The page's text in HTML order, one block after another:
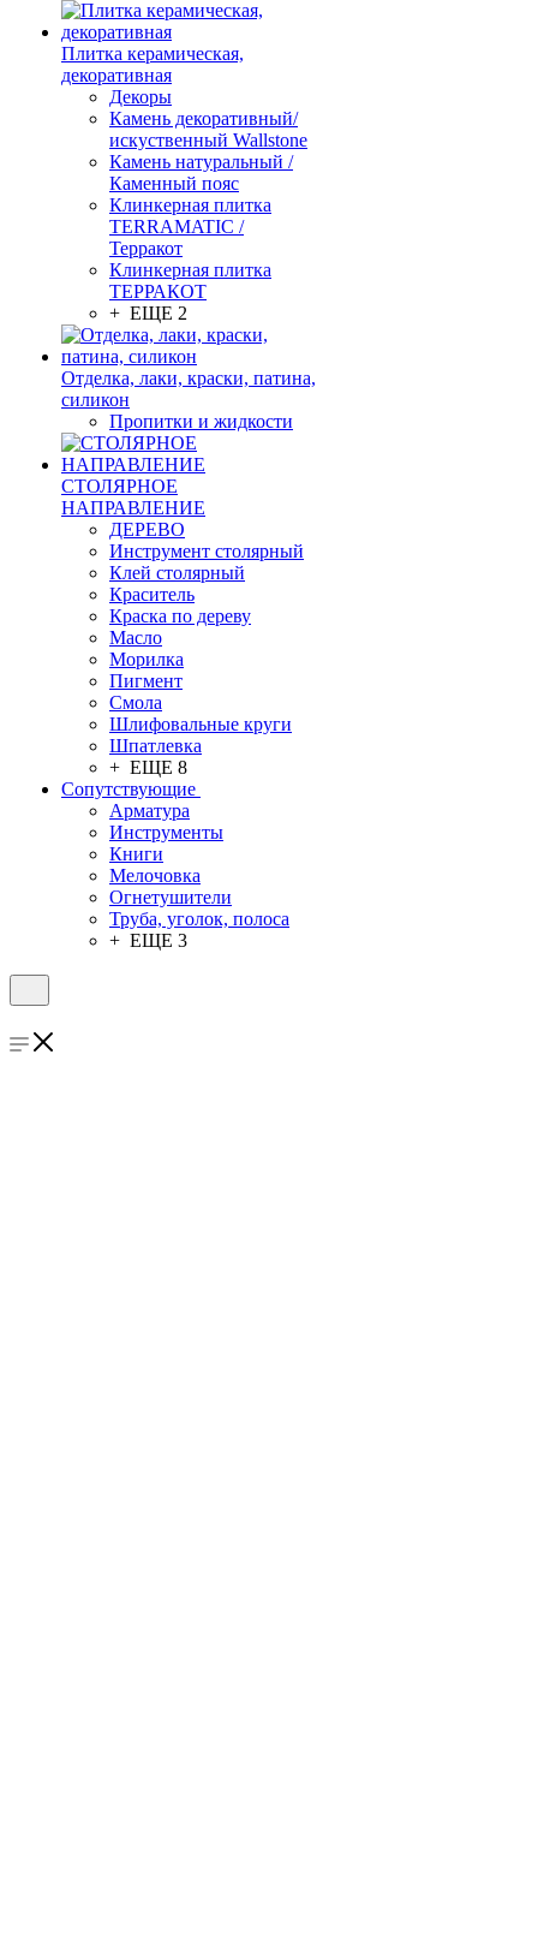
Плитка керамическая,
декоративная
Декоры
Камень декоративный/
искуственный Wallstone
Камень натуральный /
Каменный пояс
Клинкерная плитка
TERRAMATIC /
Терракот
Клинкерная плитка
ТЕРРАКОТ
+ ЕЩЕ 2
Отделка, лаки, краски, патина,
силикон
Пропитки и жидкости
СТОЛЯРНОЕ
НАПРАВЛЕНИЕ
ДЕРЕВО
Инструмент столярный
Клей столярный
Краситель
Краска по дереву
Масло
Морилка
Пигмент
Смола
Шлифовальные круги
Шпатлевка
+ ЕЩЕ 8
Сопутствующие
Арматура
Инструменты
Книги
Мелочовка
Огнетушители
Труба, уголок, полоса
+ ЕЩЕ 3